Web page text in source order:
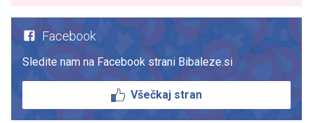
Facebook
Sledite nam na Facebook strani Bibaleze.si
Všečkaj stran